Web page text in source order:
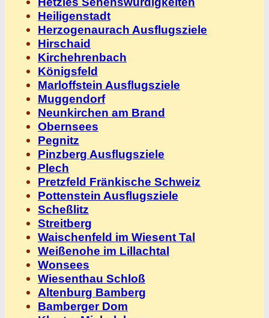
Heiligenstadt
Herzogenaurach Ausflugsziele
Hirschaid
Kirchehrenbach
Königsfeld
Marloffstein Ausflugsziele
Muggendorf
Neunkirchen am Brand
Obernsees
Pegnitz
Pinzberg Ausflugsziele
Plech
Pretzfeld Fränkische Schweiz
Pottenstein Ausflugsziele
Scheßlitz
Streitberg
Waischenfeld im Wiesent Tal
Weißenohe im Lillachtal
Wonsees
Wiesenthau Schloß
Altenburg Bamberg
Bamberger Dom